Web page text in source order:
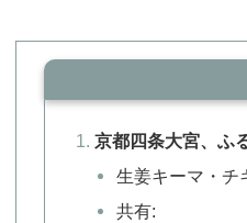
京都四条大宮、ふ
生姜キーマ・
共有: